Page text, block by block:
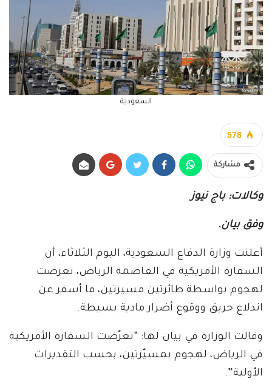
السعودية
578
مشاركة
وكالات: باج نيوز
وفق بيان.
أعلنت وزارة الدفاع السعودية، اليوم الثلاثاء، أن
السفارة الأمريكية في العاصمة الرياض، تعرضت
لهجوم بواسطة طائرتين مسيرتين، ما أسفر عن
اندلاع حريق ووقوع أضرار مادية بسيطة.
وقالت الوزارة في بيان لها: “تعرّضت السفارة الأمريكية
في الرياض، لهجوم بمسيّرتين، بحسب التقديرات
الأولية”.